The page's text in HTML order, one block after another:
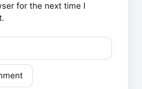
for the next time I